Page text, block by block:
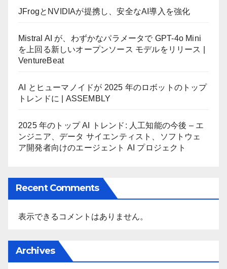
JFrogとNVIDIAが提携し、安全なAI導入を強化
Mistral AI が、わずかなパラメータで GPT-4o Mini
を上回る新しいオープンソース モデルをリリース |
VentureBeat
AI とヒューマノイドが 2025 年のロボットのトップ
トレンドに | ASSEMBLY
2025 年のトップ AI トレンド: 人工知能の今後 – エ
ンジニア、データ サイエンティスト、ソフトウェ
ア開発者向けのエージェント AI プロジェクト
Recent Comments
表示できるコメントはありません。
Archives